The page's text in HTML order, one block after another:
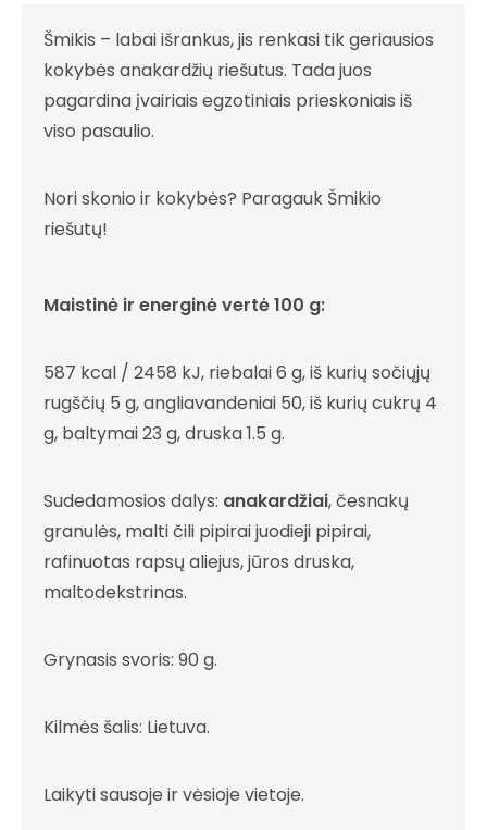
Šmikis – labai išrankus, jis renkasi tik geriausios
kokybės anakardžių riešutus. Tada juos
pagardina įvairiais egzotiniais prieskoniais iš
viso pasaulio.
Nori skonio ir kokybės? Paragauk Šmikio
riešutų!
Maistinė ir energinė vertė 100 g:
587 kcal / 2458 kJ, riebalai 6 g, iš kurių sočiųjų
rugščių 5 g, angliavandeniai 50, iš kurių cukrų 4
g, baltymai 23 g, druska 1.5 g.
Sudedamosios dalys: anakardžiai, česnakų
granulės, malti čili pipirai juodieji pipirai,
rafinuotas rapsų aliejus, jūros druska,
maltodekstrinas.
Grynasis svoris: 90 g.
Kilmės šalis: Lietuva.
Laikyti sausoje ir vėsioje vietoje.